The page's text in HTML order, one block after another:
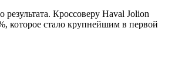
Кроссоверу Haval Jolion
которое стало крупнейшим в первой